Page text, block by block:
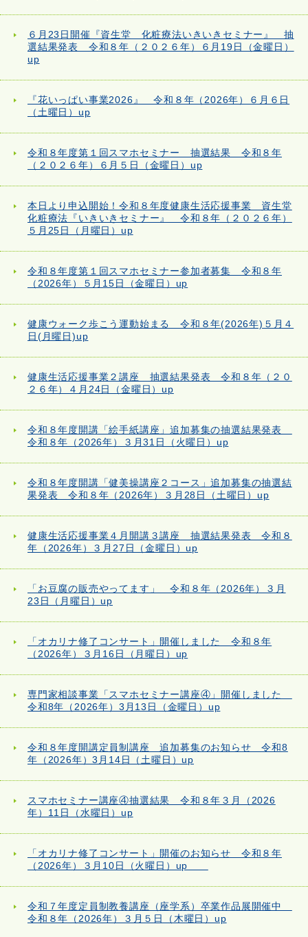
６月23日開催『資生堂 化粧療法いきいきセミナー』 抽
選結果発表 令和８年（２０２６年）６月19日（金曜日）
up
『花いっぱい事業2026』 令和８年（2026年）６月６日
（土曜日）up
令和８年度第１回スマホセミナー 抽選結果 令和８年
（２０２６年）６月５日（金曜日）up
本日より申込開始！令和８年度健康生活応援事業 資生堂
化粧療法『いきいきセミナー』 令和８年（２０２６年）
５月25日（月曜日）up
令和８年度第１回スマホセミナー参加者募集 令和８年
（2026年）５月15日（金曜日）up
健康ウォーク歩こう運動始まる 令和８年(2026年)５月４
日(月曜日)up
健康生活応援事業２講座 抽選結果発表 令和８年（２０
２６年）４月24日（金曜日）up
令和８年度開講「絵手紙講座」追加募集の抽選結果発表
令和８年（2026年）３月31日（火曜日）up
令和８年度開講「健美操講座２コース」追加募集の抽選結
果発表 令和８年（2026年）３月28日（土曜日）up
健康生活応援事業４月開講３講座 抽選結果発表 令和８
年（2026年）３月27日（金曜日）up
「お豆腐の販売やってます」 令和８年（2026年）３月
23日（月曜日）up
「オカリナ修了コンサート」開催しました 令和８年
（2026年）３月16日（月曜日）up
専門家相談事業「スマホセミナー講座④」開催しました
令和8年（2026年）3月13日（金曜日）up
令和８年度開講定員制講座 追加募集のお知らせ 令和8
年（2026年）3月14日（土曜日）up
スマホセミナー講座④抽選結果 令和８年３月（2026
年）11日（水曜日）up
「オカリナ修了コンサート」開催のお知らせ 令和８年
（2026年）３月10日（火曜日）up
令和７年度定員制教養講座（座学系）卒業作品展開催中
令和８年（2026年）３月５日（木曜日）up